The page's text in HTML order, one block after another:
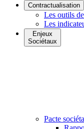
Contractualisation
Les outils
Les
Enjeux
Sociétaux
Pacte